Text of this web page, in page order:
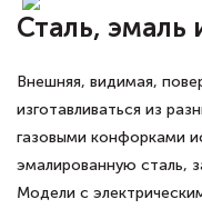
Сталь, эмаль
Внешняя, видимая,
изготавливаться из
газовыми конфорками
эмалированную сталь,
Модели с